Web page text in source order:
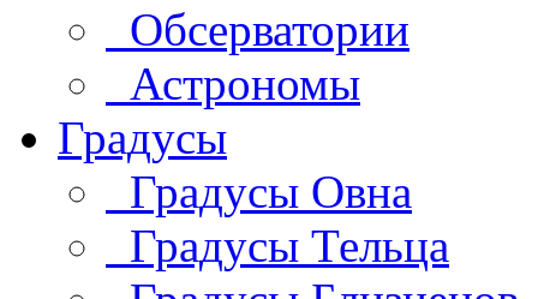
Обсерватории
Астрономы
Градусы
Градусы Овна
Градусы Тельца